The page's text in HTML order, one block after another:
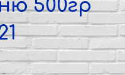
500гр